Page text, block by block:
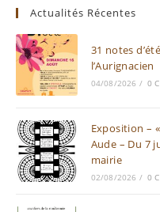
Actualités Récentes
31 notes
l’Aurignacien
04/08/2026 / 0
Exposition –
Aude – Du 7
mairie
02/08/2026 / 0